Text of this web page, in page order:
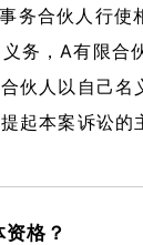
务合伙人行
务，A有限
伙人以自己
起本案诉讼
格？